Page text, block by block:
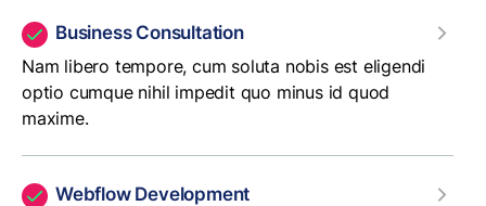
Business Consultation
Nam libero tempore, cum soluta nobis est eligendi
optio cumque nihil impedit quo minus id quod
maxime.
Webflow Development